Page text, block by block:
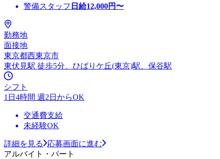
警備スタッフ 日給12,000円〜
勤務地
面接地
東京都西東京市
東伏見駅 徒歩5分、ひばりケ丘(東京)駅、保谷駅
シフト
1日4時間 週2日からOK
交通費支給
未経験OK
詳細を見る
応募画面に進む
アルバイト・パート